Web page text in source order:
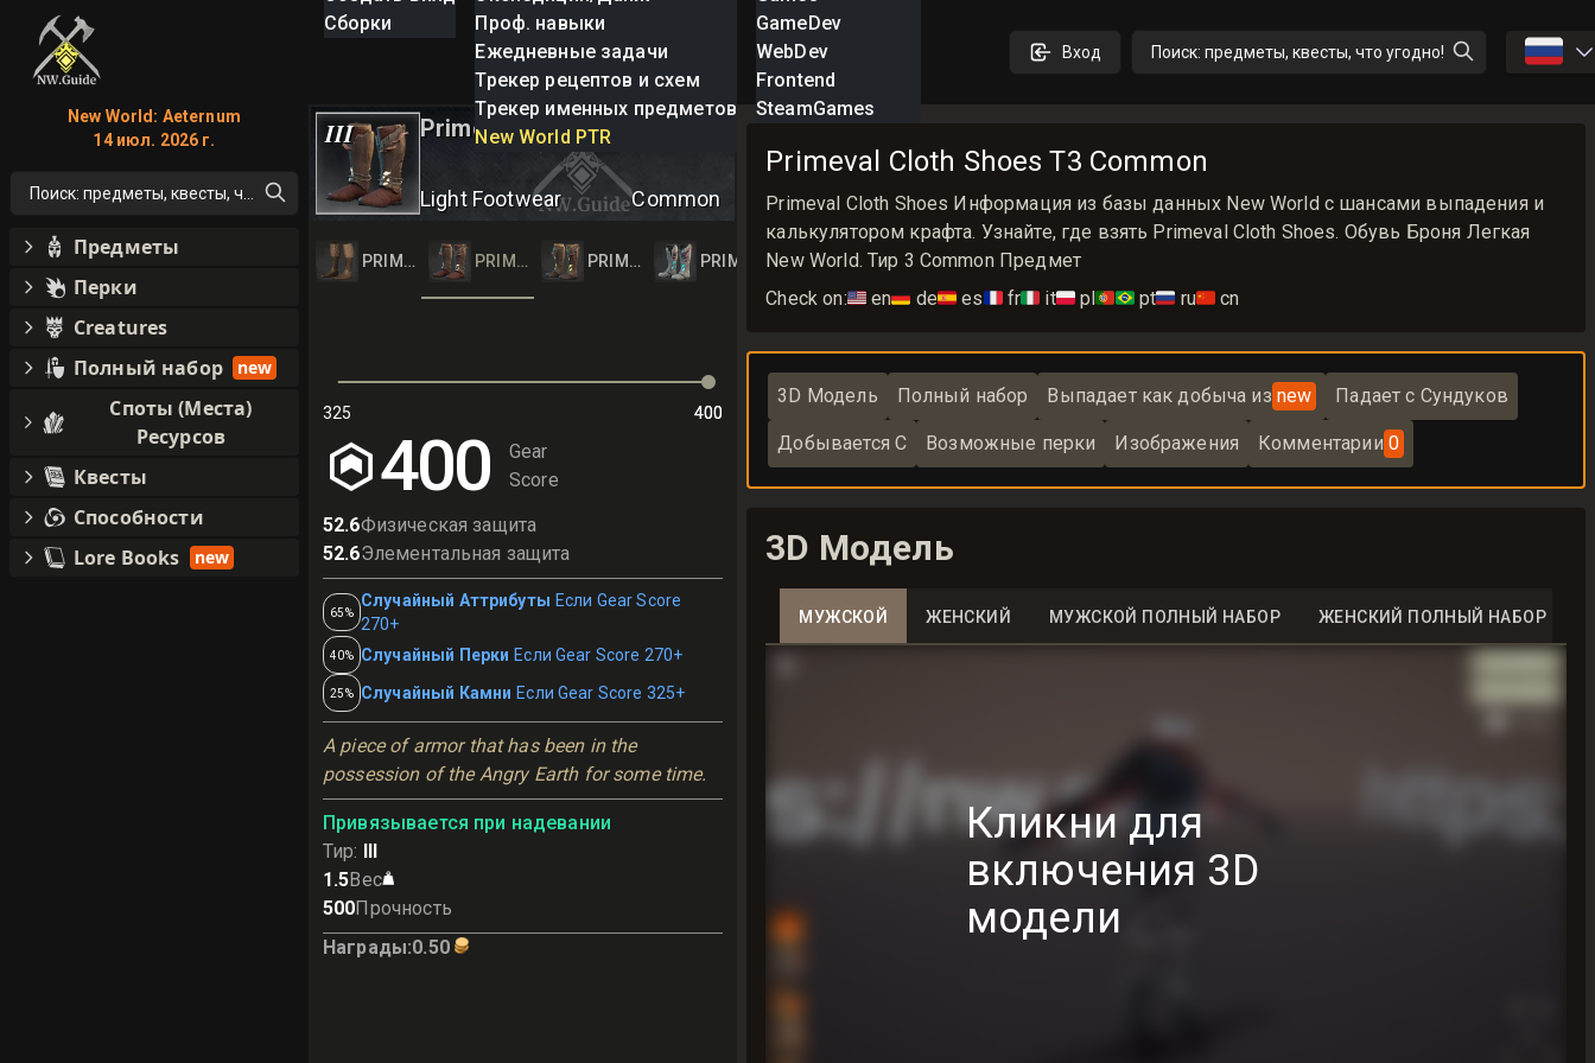
Сборки
Проф. навыки
Ежедневные задачи
Трекер рецептов и схем
Трекер именных предметов
New World PTR
GameDev
WebDev
Frontend
SteamGames
Вход Поиск: предметы, квесты, что угодно! 🇷🇺
III Primeval Cloth Shoes
Light Footwear Common
PRIMEVAL CLOTH SHOESPRIMEVAL CLOTH SHOESPRIMEVAL CLOTH SHOESPRIMEVAL CLOTH SHOES
325 400
400
400
Gear
Score
52.6Физическая защита
52.6Элементальная защита
65%
Случайный Аттрибуты Если Gear Score
270+
40% Случайный Перки Если Gear Score 270+
25% Случайный Камни Если Gear Score 325+
A piece of armor that has been in the
possession of the Angry Earth for some time.
Привязывается при надевании
Тир: III
1.5Вес
500Прочность
Награды:0.50
Primeval Cloth Shoes T3 Common
Primeval Cloth Shoes Информация из базы данных New World с шансами выпадения и
калькулятором крафта. Узнайте, где взять Primeval Cloth Shoes. Обувь Броня Легкая
New World. Тир 3 Common Предмет
Check on:🇺🇸 en🇩🇪 de🇪🇸 es🇫🇷 fr🇮🇹 it🇵🇱 pl🇵🇹🇧🇷 pt🇷🇺 ru🇨🇳 cn
3D Модель Полный набор Выпадает как добыча из new Падает с Сундуков
Добывается С Возможные перки Изображения Комментарии 0
3D Модель
МУЖСКОЙ ЖЕНСКИЙ МУЖСКОЙ ПОЛНЫЙ НАБОР ЖЕНСКИЙ ПОЛНЫЙ НАБОР
Кликни для
включения 3D
модели
New World: Aeternum
14 июл. 2026 г.
Поиск: предметы, квесты, что угодно!
Предметы
Перки
Creatures
Полный набор
new
Споты (Места)
Ресурсов
Квесты
Способности
Lore Books
new